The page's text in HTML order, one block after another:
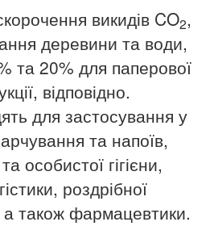
викидів CO2,
деревини та води,
та 20% для паперової
відповідно.
для застосування у
та напоїв,
особистої гігієни,
роздрібної
а також фармацевтики.